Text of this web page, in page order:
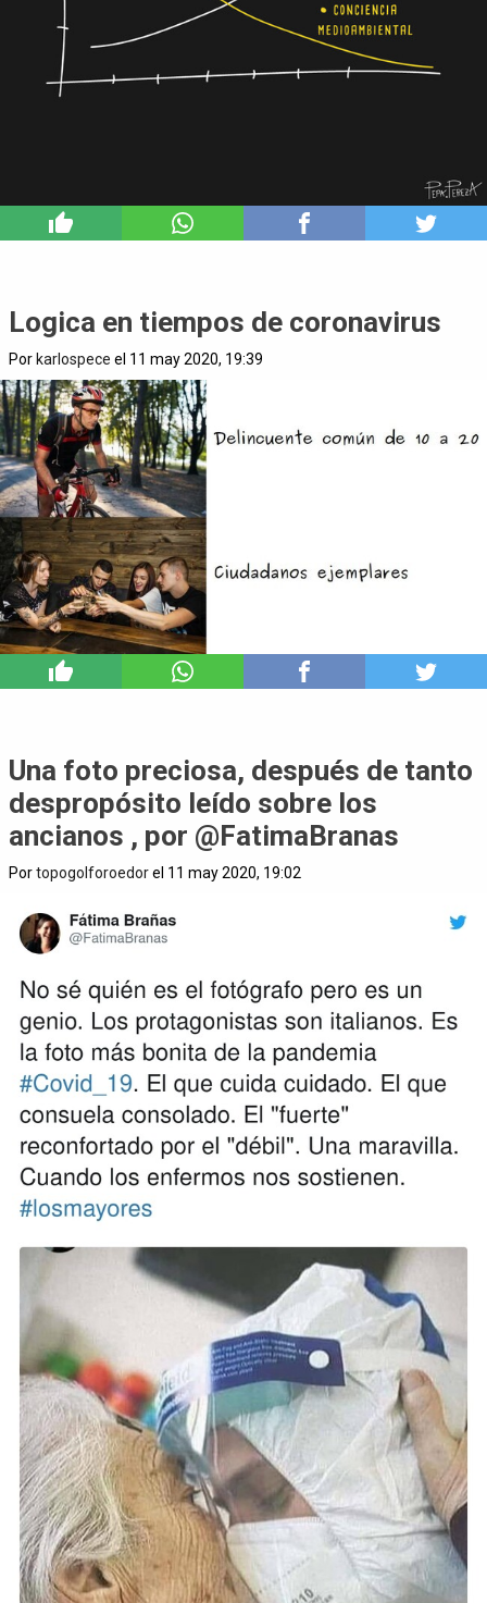
Logica en tiempos de coronavirus
Por karlospece el 11 may 2020, 19:39
Una foto preciosa, después de tanto
despropósito leído sobre los
ancianos , por @FatimaBranas
Portopogolforoedorel 11 may 2020, 19:02